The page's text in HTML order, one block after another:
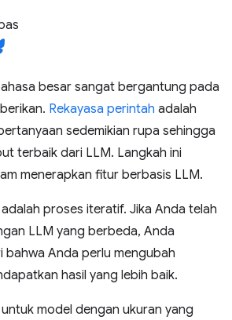
besar sangat bergantung pada
Rekayasa perintah adalah
sedemikian rupa sehingga
terbaik dari LLM. Langkah ini
menerapkan fitur berbasis LLM.
proses iteratif. Jika Anda telah
LLM yang berbeda, Anda
bahwa Anda perlu mengubah
hasil yang lebih baik.
model dengan ukuran yang